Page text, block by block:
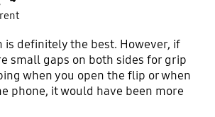
is definitely the best. However, if
small gaps on both sides for grip
when you open the flip or when
phone, it would have been more